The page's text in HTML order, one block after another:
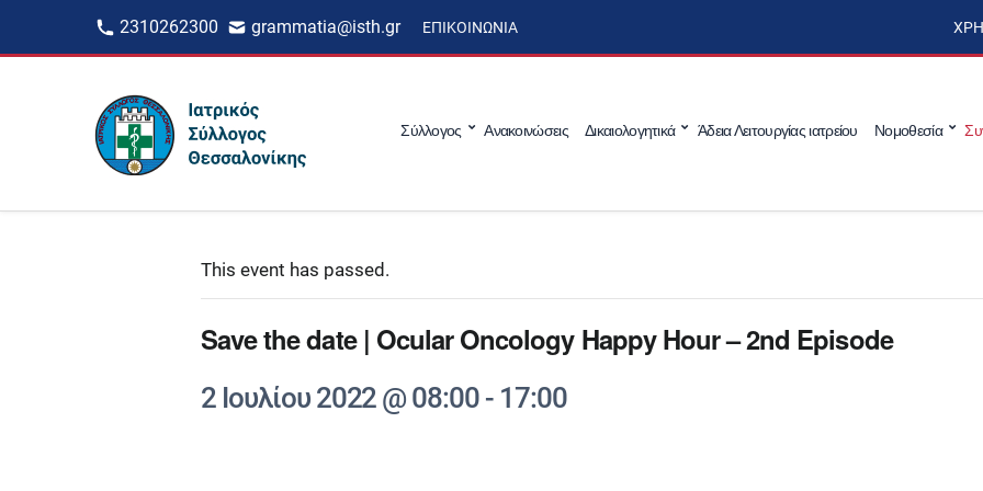
2310262300 grammatia@isth.gr ΕΠΙΚΟΙΝΩΝΊΑ
Σύλλογος Ανακοινώσεις Δικαιολογητικά Άδεια Λειτουργίας ιατρείου Νομοθεσία
This event has passed.
Save the date | Ocular Oncology Happy Hour – 2nd Episode
2 Ιουλίου 2022 @ 08:00 - 17:00